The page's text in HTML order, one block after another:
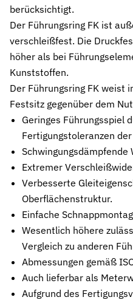
Stützringe
Anti-Extrusions-Element,
Dämpfungsringe
Kontrollierte
Flachdichtungen
Zuverlässige Abdichtung
Gummiformteile
Präzise geformte
Komplettlösungen aus
Sonderdichtungen
Individuell entwickelte
Hydraulikdichtungen
Hochleistungsdichtungen für
Pneumatikdichtungen
Zuverlässige
berücksichtigt.
Der Führungsring FK ist
verschleißfest. Die
höher als bei
Kunststoffen.
Der Führungsring FK weist
Festsitz gegenüber dem
Geringes Führungsspiel
Fertigungstoleranzen
Schwingungsdämpfende
Extremer
Verbesserte
Oberflächenstruktur.
Einfache
Wesentlich höhere
Vergleich zu anderen
Abmessungen gemäß
Auch lieferbar als
Aufgrund des